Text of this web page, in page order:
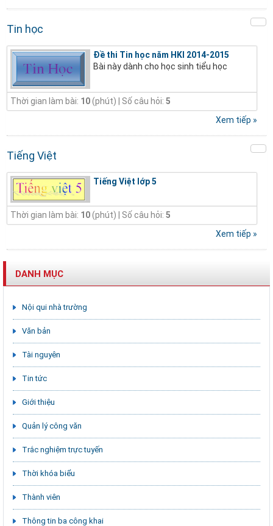
Tin học
Đề thi Tin học năm HKI 2014-2015
Bài này dành cho học sinh tiểu học
Thời gian làm bài: 10(phút) | Số câu hỏi: 5
Xem tiếp »
Tiếng Việt
Tiếng Việt lớp 5
Thời gian làm bài: 10(phút) | Số câu hỏi: 5
Xem tiếp »
DANH MỤC
Nội qui nhà trường
Văn bản
Tài nguyên
Tin tức
Giới thiệu
Quản lý công văn
Trắc nghiệm trực tuyến
Thời khóa biểu
Thành viên
Thông tin ba công khai